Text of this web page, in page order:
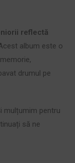
reflectă
album este o
drumul pe
mulțumim pentru
să ne